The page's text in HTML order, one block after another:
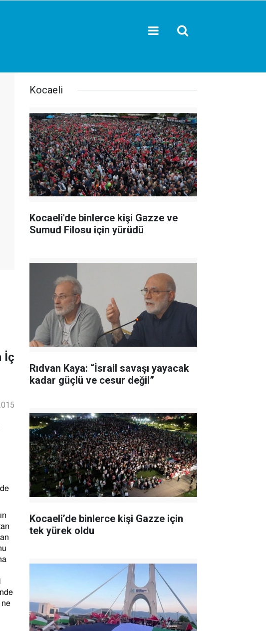
İç
Kocaeli
Kocaeli'de binlerce kişi Gazze ve
Sumud Filosu için yürüdü
Rıdvan Kaya: “İsrail savaşı yayacak
kadar güçlü ve cesur değil”
Kocaeli’de binlerce kişi Gazze için
tek yürek oldu